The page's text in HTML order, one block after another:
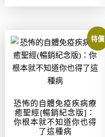
特價
恐怖的自體免疫疾病療
癒聖經(暢銷紀念版)：
你根本就不知道你也得
了這種病